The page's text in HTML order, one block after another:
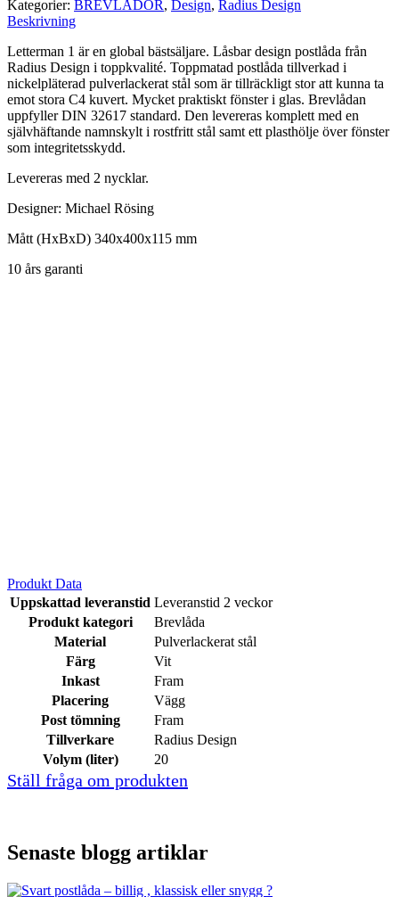
Kategorier: BREVLÅDOR, Design, Radius Design
Beskrivning
Letterman 1 är en global bästsäljare. Låsbar design postlåda från
Radius Design i toppkvalité. Toppmatad postlåda tillverkad i
nickelpläterad pulverlackerat stål som är tillräckligt stor att kunna ta
emot stora C4 kuvert. Mycket praktiskt fönster i glas. Brevlådan
uppfyller DIN 32617 standard. Den levereras komplett med en
självhäftande namnskylt i rostfritt stål samt ett plasthölje över fönster
som integritetsskydd.
Levereras med 2 nycklar.
Designer: Michael Rösing
Mått (HxBxD) 340x400x115 mm
10 års garanti
Produkt Data
Uppskattad leveranstid Leveranstid 2 veckor
Produkt kategori
Brevlåda
Material
Pulverlackerat stål
Färg
Vit
Inkast
Fram
Placering
Vägg
Post tömning
Fram
Tillverkare
Radius Design
Volym (liter)
20
Ställ fråga om produkten
Senaste blogg artiklar